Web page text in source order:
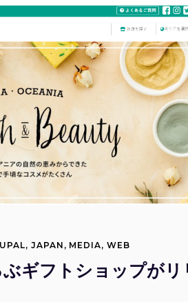
, JAPAN , MEDIA,WEB
ギフトショップがリ